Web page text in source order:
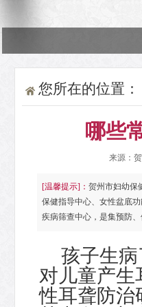
您所在的位置：
哪些
来源：
[温馨提示]：贺州市妇幼保
保健指导中心、女性盆底
疾病筛查中心，是集预防
孩子生
对儿童产
性耳聋防治